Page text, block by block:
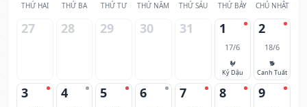
THỨ HAI THỨ BA THỨ TƯ THỨ NĂM THỨ SÁU THỨ BẢY CHỦ NHẬT
27 28 29 30 31 1
17/6
🐓
Kỷ Dậu
2
18/6
🐕
Canh Tuất
3 4 5 6 7 8 9